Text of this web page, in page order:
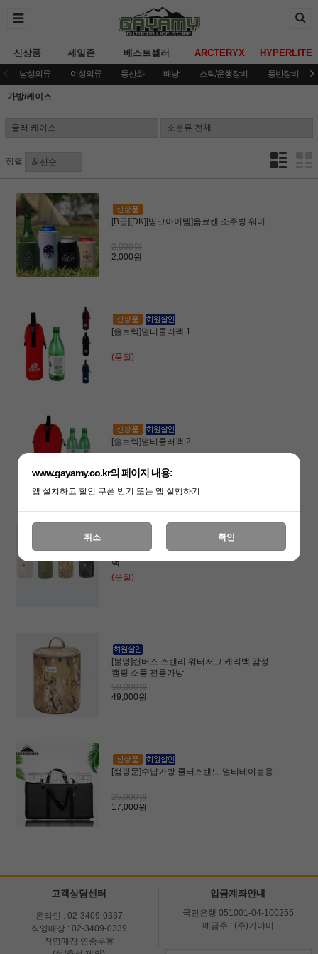
신상품 세일존 베스트셀러 ARCTERYX HYPERLITE
남성의류 여성의류 등산화 배낭 스틱/운행장비 등반장비
가방/케이스
정렬
[B급][DK][띵크아이템]음료캔 소주병 워머
2,000원
2,000원
[솔트렉]멀티쿨러팩 1
(품절)
[솔트렉]멀티쿨러팩 2
30,000원
24,000원
[불멍]스탠리 워터저그 가방 7.5L 수납 캐리
백
(품절)
[불멍]캔버스 스탠리 워터저그 캐리백 감성
캠핑 소품 전용가방
50,000원
49,000원
[캠핑문]수납가방 쿨러스탠드 멀티테이블용
25,000원
17,000원
고객상담센터
온라인 : 02-3409-0337
직영매장 : 02-3409-0339
직영매장 연중무휴
입금계좌안내
국민은행 051001-04-100255
예금주 : (주)가야미
www.gayamy.co.kr의 페이지 내용:
앱 설치하고 할인 쿠폰 받기 또는 앱 실행하기
취소 확인